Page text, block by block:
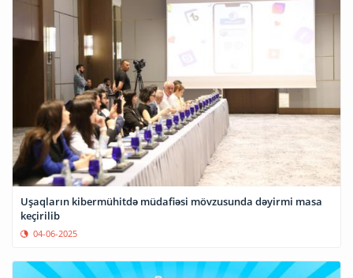
Uşaqların kibermühitdə müdafiəsi mövzusunda dəyirmi masa
keçirilib
04-06-2025